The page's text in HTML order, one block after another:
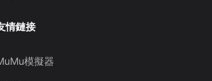
情鏈接
模擬器